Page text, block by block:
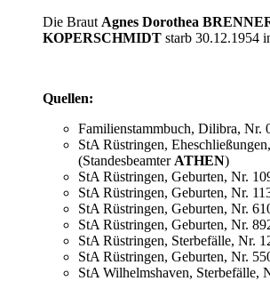
Die Braut Agnes Dorothea
KOPERSCHMIDT starb 30.12.1954
Quellen:
Familienstammbuch, Dilibra, Nr.
StA Rüstringen,
(Standesbeamter ATHEN)
StA Rüstringen, Geburten, Nr.
StA Rüstringen, Geburten, Nr.
StA Rüstringen, Geburten, Nr.
StA Rüstringen, Geburten, Nr.
StA Rüstringen, Sterbefälle, Nr.
StA Rüstringen, Geburten, Nr.
StA Wilhelmshaven, Sterbefälle,